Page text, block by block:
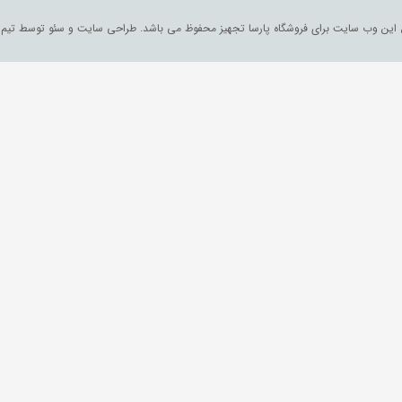
این وب سایت برای فروشگاه پارسا تجهیز محفوظ می باشد. طراحی سایت و سئو توسط تیم